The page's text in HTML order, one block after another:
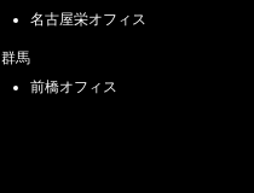
群馬
前橋オフィス
名古屋栄オフィス